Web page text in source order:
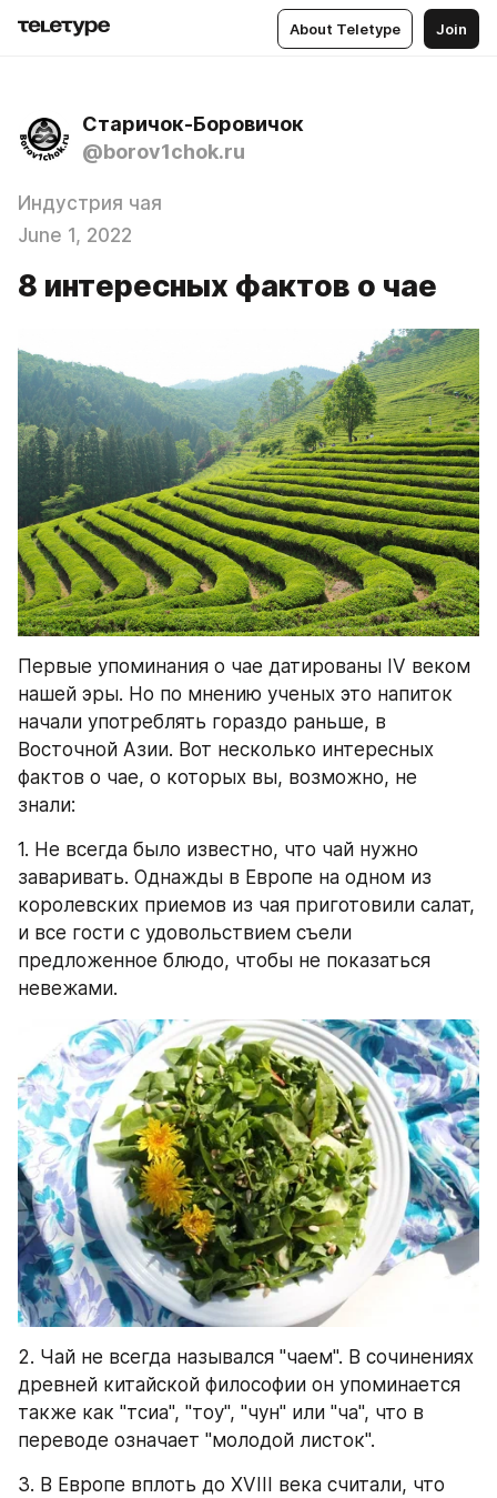
About Teletype Join
Старичок-Боровичок
@borov1chok.ru
Индустрия чая
June 1, 2022
8 интересных фактов о чае
Первые упоминания о чае датированы IV веком
нашей эры. Но по мнению ученых это напиток
начали употреблять гораздо раньше, в
Восточной Азии. Вот несколько интересных
фактов о чае, о которых вы, возможно, не
знали:
1. Не всегда было известно, что чай нужно
заваривать. Однажды в Европе на одном из
королевских приемов из чая приготовили салат,
и все гости с удовольствием съели
предложенное блюдо, чтобы не показаться
невежами.
2. Чай не всегда назывался "чаем". В сочинениях
древней китайской философии он упоминается
также как "тсиа", "тоу", "чун" или "ча", что в
переводе означает "молодой листок".
3. В Европе вплоть до XVIII века считали, что